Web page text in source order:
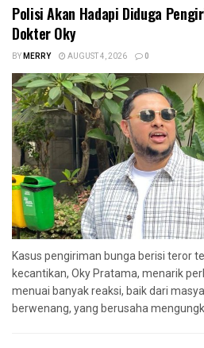
Polisi Akan Hadapi Diduga
Dokter Oky
BYMERRY AUGUST 4, 2026 0
Kasus pengiriman bunga berisi teror
kecantikan, Oky Pratama, menarik
menuai banyak reaksi, baik dari
berwenang, yang berusaha